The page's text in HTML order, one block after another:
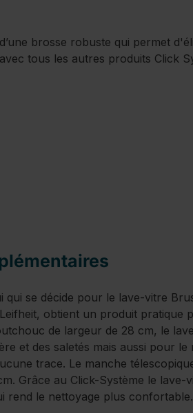
brosse robuste qui permet
tous les autres produits Click
se décide pour le lave-vitre
obtient un produit pratique
de largeur de 28 cm, le
et des saletés mais aussi pour le
trace. Le manche
Grâce au Click-Système le lave-
rend le nettoyage plus confortable.